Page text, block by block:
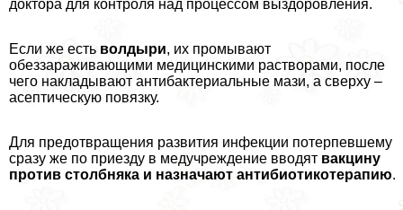
доктора для контроля над процессом выздоровления.
Если же есть волдыри, их промывают
обеззараживающими медицинскими растворами, после
чего накладывают антибактериальные мази, а сверху –
асептическую повязку.
Для предотвращения развития инфекции потерпевшему
сразу же по приезду в медучреждение вводят вакцину
против столбняка и назначают антибиотикотерапию.